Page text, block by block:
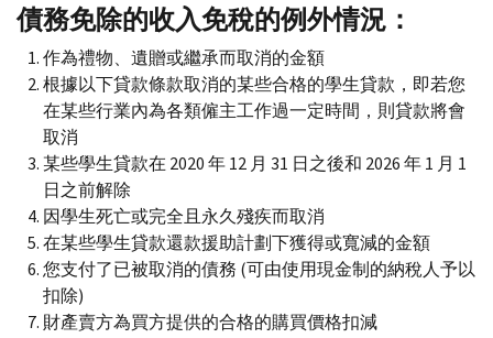
債務免除的收入免稅的例外情況：
作為禮物、遺贈或繼承而取消的金額
根據以下貸款條款取消的某些合格的學生貸款，即若您
在某些行業內為各類僱主工作過一定時間，則貸款將會
取消
某些學生貸款在 2020 年 12 月 31 日之後和 2026 年 1 月 1
日之前解除
因學生死亡或完全且永久殘疾而取消
在某些學生貸款還款援助計劃下獲得或寬減的金額
您支付了已被取消的債務 (可由使用現金制的納稅人予以
扣除)
財產賣方為買方提供的合格的購買價格扣減